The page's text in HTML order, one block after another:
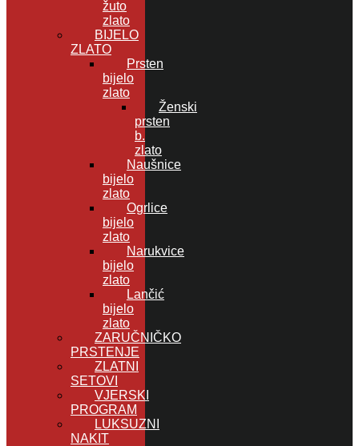
žuto
zlato
BIJELO
ZLATO
Prsten
bijelo
zlato
Ženski
prsten
b.
zlato
Naušnice
bijelo
zlato
Ogrlice
bijelo
zlato
Narukvice
bijelo
zlato
Lančić
bijelo
zlato
ZARUČNIČKO
PRSTENJE
ZLATNI
SETOVI
VJERSKI
PROGRAM
LUKSUZNI
NAKIT